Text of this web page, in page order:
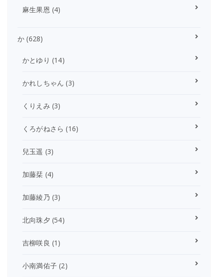
麻生果恩 (4)
か (628)
かとゆり (14)
かれしちゃん (3)
くりえみ (3)
くろがねさら (16)
兒玉遥 (3)
加藤栞 (4)
加藤綾乃 (3)
北向珠夕 (54)
吉柳咲良 (1)
小南満佑子 (2)